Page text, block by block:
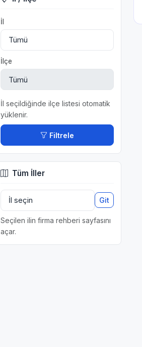
İl
İlçe
İl seçildiğinde ilçe listesi otomatik
yüklenir.
Filtrele
Tüm İller
Git
Seçilen ilin firma rehberi sayfasını
açar.